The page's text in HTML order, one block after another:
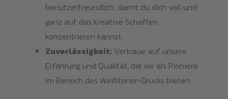
benutzerfreundlich, damit du dich voll und
ganz auf das kreative Schaffen
konzentrieren kannst.
Zuverlässigkeit: Vertraue auf unsere
Erfahrung und Qualität, die wir als Pioniere
im Bereich des Weißtoner-Drucks bieten.